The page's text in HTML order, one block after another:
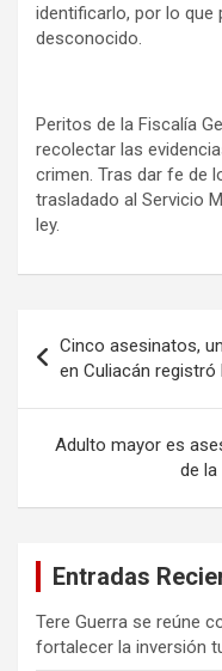
identificarlo, por lo que
desconocido.
Peritos de la Fiscalía
recolectar las
crimen. Tras dar fe de
trasladado al Servicio
ley.
de
entradas
Cinco asesinatos,
en Culiacán
Adulto mayor es
de la
Entradas
Tere Guerra se reúne
fortalecer la inversión